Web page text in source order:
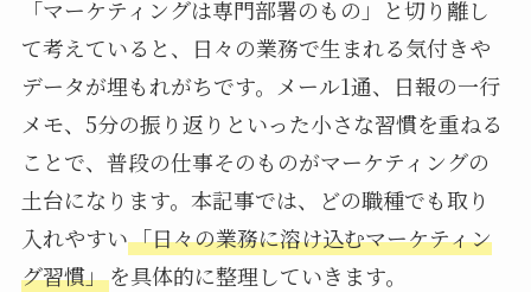
「マーケティングは専門部署のもの」と切り離し
て考えていると、日々の業務で生まれる気付きや
データが埋もれがちです。メール1通、日報の一行
メモ、5分の振り返りといった小さな習慣を重ねる
ことで、普段の仕事そのものがマーケティングの
土台になります。本記事では、どの職種でも取り
入れやすい「日々の業務に溶け込むマーケティン
グ習慣」を具体的に整理していきます。